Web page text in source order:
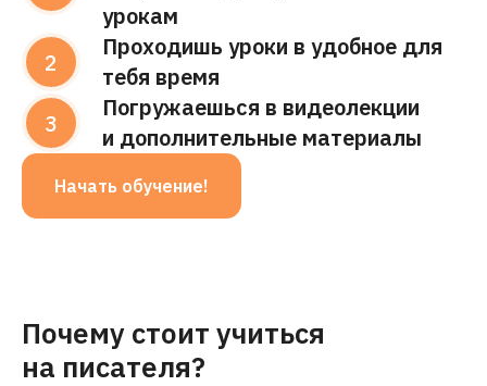
урокам
Проходишь уроки в удобное для
тебя время
Погружаешься в видеолекции
и дополнительные материалы
Начать обучение!
Почему стоит учиться
на писателя?